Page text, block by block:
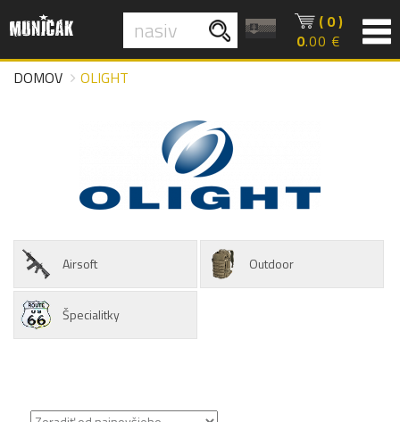
( 0 )
0.00 €
DOMOV
OLIGHT
Airsoft Outdoor
Špecialitky